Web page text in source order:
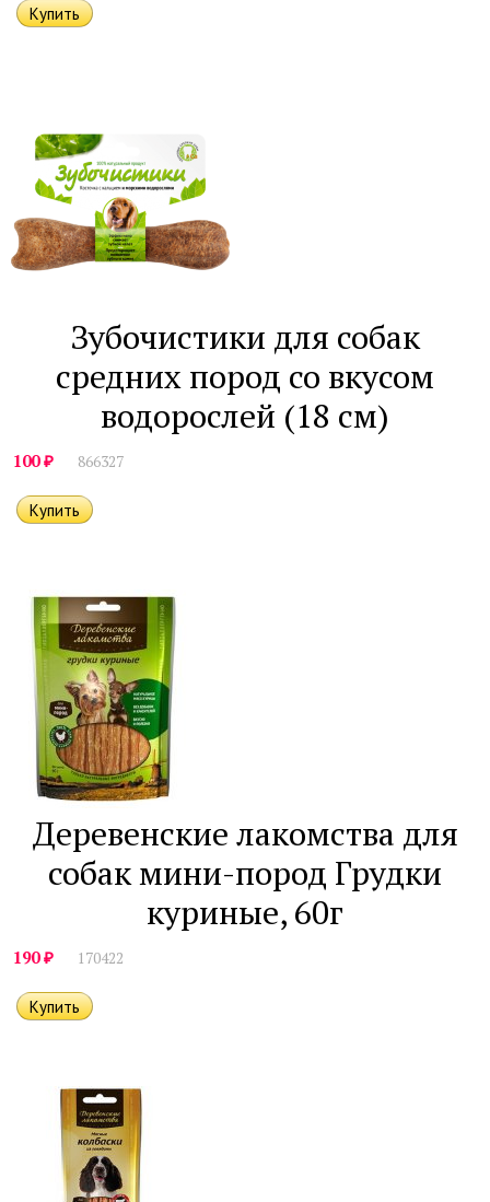
Зубочистики для собак
средних пород со вкусом
водорослей (18 см)
100₽ 866327
Деревенские лакомства для
собак мини-пород Грудки
куриные, 60г
190₽ 170422